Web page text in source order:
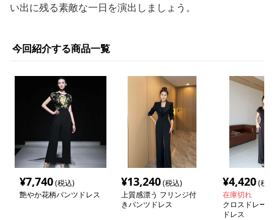
い出に残る素敵な一日を演出しましょう。
今回紹介する商品一覧
¥7,740(税込)
艶やか花柄パンツドレス
¥13,240(税込)
上質感漂う フリンジ付
きパンツドレス
¥4,420(税
在庫切れ
クロスドレー
ドレス